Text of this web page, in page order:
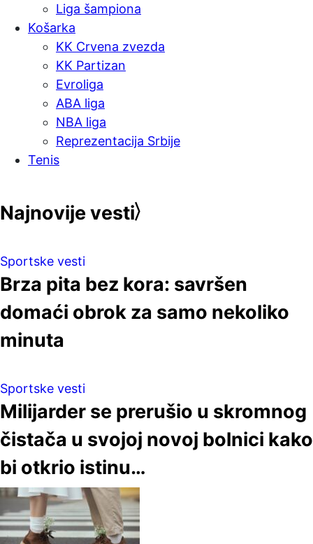
Liga šampiona
Košarka
KK Crvena zvezda
KK Partizan
Evroliga
ABA liga
NBA liga
Reprezentacija Srbije
Tenis
Najnovije vesti
Sportske vesti
Brza pita bez kora: savršen
domaći obrok za samo nekoliko
minuta
Sportske vesti
Milijarder se prerušio u skromnog
čistača u svojoj novoj bolnici kako
bi otkrio istinu…